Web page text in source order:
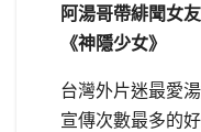
阿湯哥帶緋聞女
《神隱少女》
台灣外片迷最愛
宣傳次數最多的